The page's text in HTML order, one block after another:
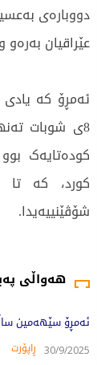
هەواڵی
ئەمڕۆ سێهەمین
30/9/2025 ڕاپۆرت
عێراقیان بەرەو
ئەمڕۆ کە
8ی شوبات
کودەتایەک
شۆڤێنییەیدا.